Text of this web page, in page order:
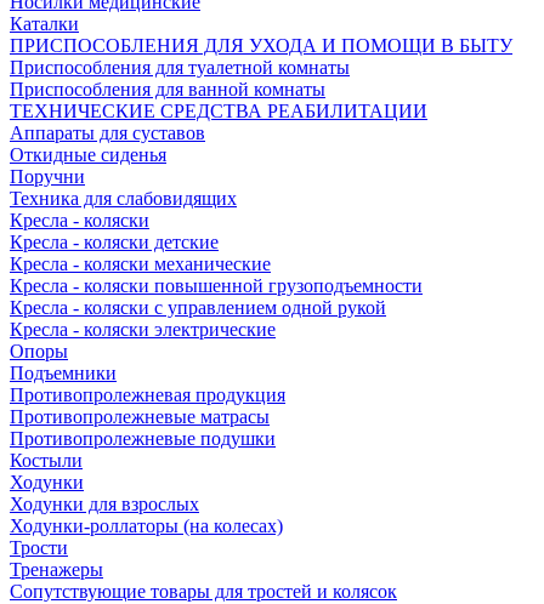
Каталки
ПРИСПОСОБЛЕНИЯ ДЛЯ УХОДА И ПОМОЩИ В БЫТУ
Приспособления для туалетной комнаты
Приспособления для ванной комнаты
ТЕХНИЧЕСКИЕ СРЕДСТВА РЕАБИЛИТАЦИИ
Аппараты для суставов
Откидные сиденья
Поручни
Техника для слабовидящих
Кресла - коляски
Кресла - коляски детские
Кресла - коляски механические
Кресла - коляски повышенной грузоподъемности
Кресла - коляски с управлением одной рукой
Кресла - коляски электрические
Опоры
Подъемники
Противопролежневая продукция
Противопролежневые матрасы
Противопролежневые подушки
Костыли
Ходунки
Ходунки для взрослых
Ходунки-роллаторы (на колесах)
Трости
Тренажеры
Сопутствующие товары для тростей и колясок